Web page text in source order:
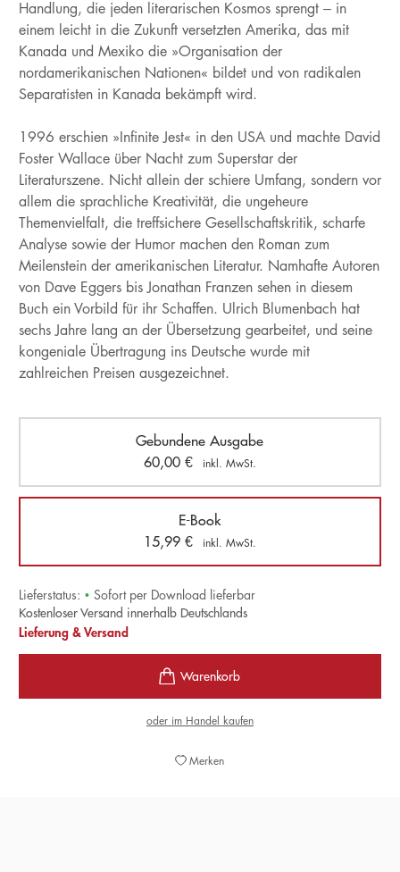
Handlung, die jeden literarischen Kosmos sprengt – in
einem leicht in die Zukunft versetzten Amerika, das mit
Kanada und Mexiko die »Organisation der
nordamerikanischen Nationen« bildet und von radikalen
Separatisten in Kanada bekämpft wird.
1996 erschien »Infinite Jest« in den USA und machte David
Foster Wallace über Nacht zum Superstar der
Literaturszene. Nicht allein der schiere Umfang, sondern vor
allem die sprachliche Kreativität, die ungeheure
Themenvielfalt, die treffsichere Gesellschaftskritik, scharfe
Analyse sowie der Humor machen den Roman zum
Meilenstein der amerikanischen Literatur. Namhafte Autoren
von Dave Eggers bis Jonathan Franzen sehen in diesem
Buch ein Vorbild für ihr Schaffen. Ulrich Blumenbach hat
sechs Jahre lang an der Übersetzung gearbeitet, und seine
kongeniale Übertragung ins Deutsche wurde mit
zahlreichen Preisen ausgezeichnet.
Gebundene Ausgabe
60,00 € inkl. MwSt.
E-Book
15,99 € inkl. MwSt.
Lieferstatus: • Sofort per Download lieferbar
Kostenloser Versand innerhalb Deutschlands
Lieferung & Versand
oder im Handel kaufen
Merken